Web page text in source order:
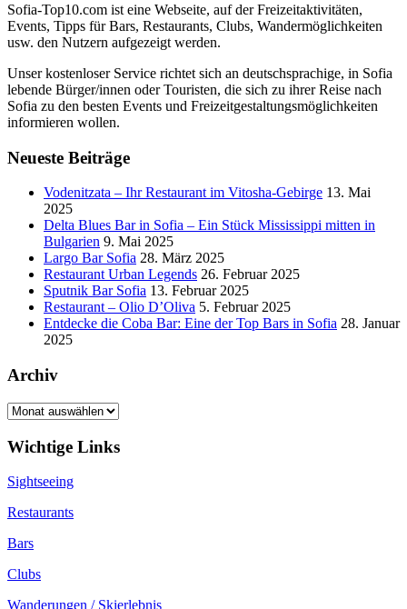
Sofia-Top10.com ist eine Webseite, auf der Freizeitaktivitäten,
Events, Tipps für Bars, Restaurants, Clubs, Wandermöglichkeiten
usw. den Nutzern aufgezeigt werden.
Unser kostenloser Service richtet sich an deutschsprachige, in Sofia
lebende Bürger/innen oder Touristen, die sich zu ihrer Reise nach
Sofia zu den besten Events und Freizeitgestaltungsmöglichkeiten
informieren wollen.
Neueste Beiträge
Vodenitzata – Ihr Restaurant im Vitosha-Gebirge 13. Mai
2025
Delta Blues Bar in Sofia – Ein Stück Mississippi mitten in
Bulgarien 9. Mai 2025
Largo Bar Sofia 28. März 2025
Restaurant Urban Legends 26. Februar 2025
Sputnik Bar Sofia 13. Februar 2025
Restaurant – Olio D’Oliva 5. Februar 2025
Entdecke die Coba Bar: Eine der Top Bars in Sofia 28. Januar
2025
Archiv
Archiv
Wichtige Links
Sightseeing
Restaurants
Bars
Clubs
Wanderungen / Skierlebnis